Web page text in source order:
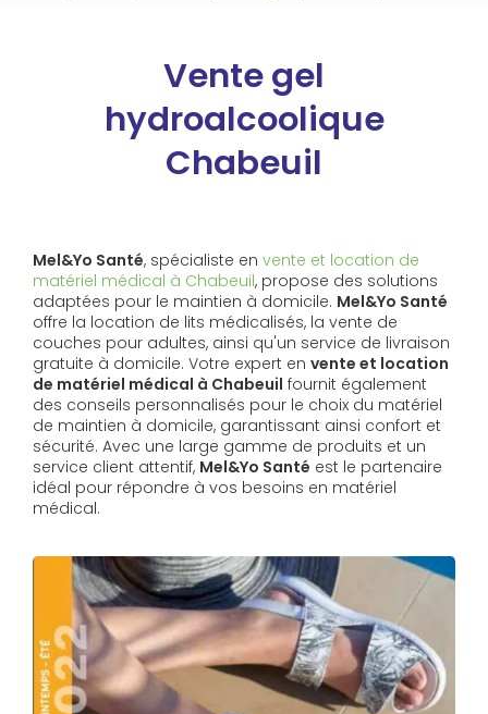
Vente gel
hydroalcoolique
Chabeuil
Mel&Yo Santé, spécialiste en vente et location de
matériel médical à Chabeuil, propose des solutions
adaptées pour le maintien à domicile. Mel&Yo Santé
offre la location de lits médicalisés, la vente de
couches pour adultes, ainsi qu'un service de livraison
gratuite à domicile. Votre expert en vente et location
de matériel médical à Chabeuil fournit également
des conseils personnalisés pour le choix du matériel
de maintien à domicile, garantissant ainsi confort et
sécurité. Avec une large gamme de produits et un
service client attentif, Mel&Yo Santé est le partenaire
idéal pour répondre à vos besoins en matériel
médical.